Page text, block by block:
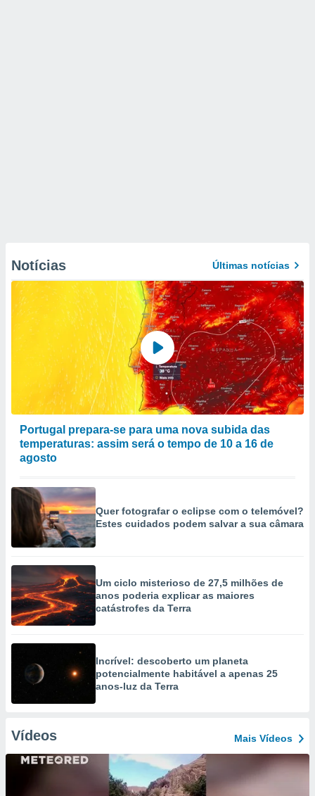
Notícias Últimas notícias
Portugal prepara-se para uma nova subida das
temperaturas: assim será o tempo de 10 a 16 de
agosto
Quer fotografar o eclipse com o telemóvel?
Estes cuidados podem salvar a sua câmara
Um ciclo misterioso de 27,5 milhões de
anos poderia explicar as maiores
catástrofes da Terra
Incrível: descoberto um planeta
potencialmente habitável a apenas 25
anos-luz da Terra
Vídeos Mais Vídeos